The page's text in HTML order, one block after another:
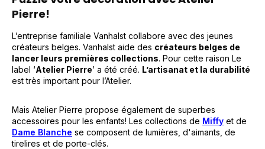
Pierre!
L’entreprise familiale Vanhalst collabore avec des jeunes
créateurs belges. Vanhalst aide des créateurs belges de
lancer leurs premières collections. Pour cette raison Le
label ‘Atelier Pierre’ a été créé. L’artisanat et la durabilité
est très important pour l’Atelier.
Mais Atelier Pierre propose également de superbes
accessoires pour les enfants! Les collections de Miffy et de
Dame Blanche se composent de lumières, d'aimants, de
tirelires et de porte-clés.